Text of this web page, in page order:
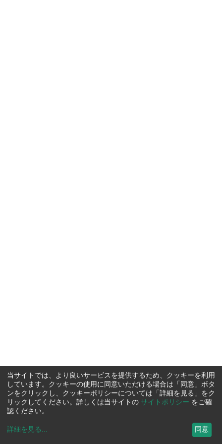
当サイトでは、より良いサービスを提供するため、クッキーを利用
しています。クッキーの使用に同意いただける場合は「同意」ボタ
ンをクリックし、クッキーポリシーについては「詳細を見る」をク
リックしてください。詳しくは当サイトの サイトポリシー をご確
認ください。
詳細を見る ... 同意